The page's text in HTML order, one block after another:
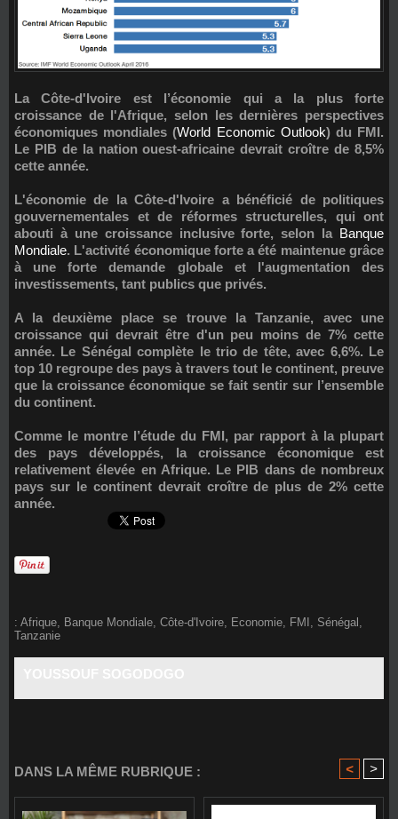
La Côte-d'Ivoire est l’économie qui a la plus forte
croissance de l'Afrique, selon les dernières perspectives
économiques mondiales (World Economic Outlook) du FMI.
Le PIB de la nation ouest-africaine devrait croître de 8,5%
cette année.
L'économie de la Côte-d'Ivoire a bénéficié de politiques
gouvernementales et de réformes structurelles, qui ont
abouti à une croissance inclusive forte, selon la Banque
Mondiale. L'activité économique forte a été maintenue grâce
à une forte demande globale et l'augmentation des
investissements, tant publics que privés.
A la deuxième place se trouve la Tanzanie, avec une
croissance qui devrait être d'un peu moins de 7% cette
année. Le Sénégal complète le trio de tête, avec 6,6%. Le
top 10 regroupe des pays à travers tout le continent, preuve
que la croissance économique se fait sentir sur l’ensemble
du continent.
Comme le montre l’étude du FMI, par rapport à la plupart
des pays développés, la croissance économique est
relativement élevée en Afrique. Le PIB dans de nombreux
pays sur le continent devrait croître de plus de 2% cette
année.
: Afrique, Banque Mondiale, Côte-d'Ivoire, Economie, FMI , Sénégal ,
Tanzanie
DANS LA MÊME RUBRIQUE : < >